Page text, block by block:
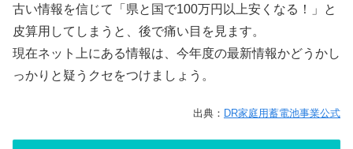
古い情報を信じて「県と国で100万円以上安くなる！」と
皮算用してしまうと、後で痛い目を見ます。
現在ネット上にある情報は、今年度の最新情報かどうかし
っかりと疑うクセをつけましょう。
出典： DR家庭用蓄電池事業公式